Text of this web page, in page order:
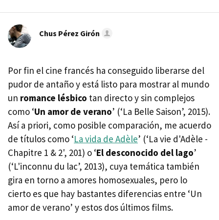
Chus Pérez Girón
Por fin el cine francés ha conseguido liberarse del
pudor de antaño y está listo para mostrar al mundo
un romance lésbico tan directo y sin complejos
como ‘Un amor de verano’ (‘La Belle Saison’, 2015).
Así a priori, como posible comparación, me acuerdo
de títulos como ‘La vida de Adèle’ (‘La vie d'Adèle -
Chapitre 1 & 2', 201) o ‘El desconocido del lago’
(‘L'inconnu du lac’, 2013), cuya temática también
gira en torno a amores homosexuales, pero lo
cierto es que hay bastantes diferencias entre ‘Un
amor de verano’ y estos dos últimos films.